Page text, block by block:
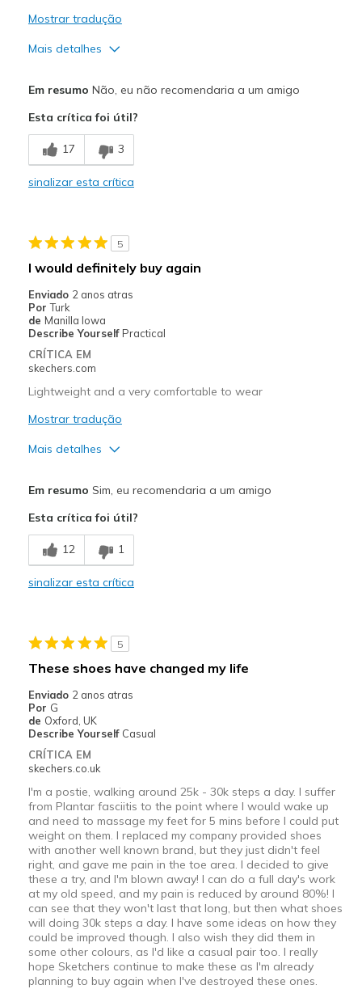
Mostrar tradução
Mais detalhes
Contras
Poor Quality
Wear Out Quickly
Casual Wear
Sizing
View On Shoes
Shoes are for Wearing
Em resumo Não, eu não recomendaria a um amigo
Esta crítica foi útil?
17 3
sinalizar esta crítica
5
I would definitely buy again
Enviado 2 anos atras
Por Turk
de Manilla Iowa
Describe Yourself Practical
CRÍTICA EM
skechers.com
Lightweight and a very comfortable to wear
Mostrar tradução
Mais detalhes
Breathe Well
Comfortable
Melhores utilizações
Width
Sizing
Feels true to size
View On Shoes
Em resumo Sim, eu recomendaria a um amigo
Esta crítica foi útil?
12 1
sinalizar esta crítica
5
These shoes have changed my life
Enviado 2 anos atras
Por G
de Oxford, UK
Describe Yourself Casual
CRÍTICA EM
skechers.co.uk
I'm a postie, walking around 25k - 30k steps a day. I suffer
from Plantar fasciitis to the point where I would wake up
and need to massage my feet for 5 mins before I could put
weight on them. I replaced my company provided shoes
with another well known brand, but they just didn't feel
right, and gave me pain in the toe area. I decided to give
these a try, and I'm blown away! I can do a full day's work
at my old speed, and my pain is reduced by around 80%! I
can see that they won't last that long, but then what shoes
will doing 30k steps a day. I have some ideas on how they
could be improved though. I also wish they did them in
some other colours, as I'd like a casual pair too. I really
hope Sketchers continue to make these as I'm already
planning to buy again when I've destroyed these ones.